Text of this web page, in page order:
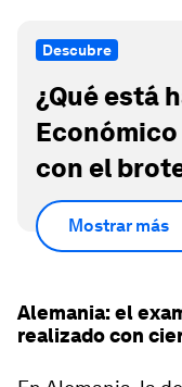
Descubre
¿Qué está
con el
Mostrar más
Alemania: el
realizado con